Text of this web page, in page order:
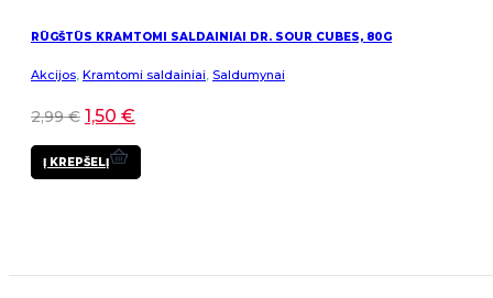
RŪGŠTŪS KRAMTOMI SALDAINIAI DR. SOUR CUBES, 80G
Akcijos Kramtomi saldainiai Saldumynai
2,99€ 1,50 €
Į KREPŠELĮ